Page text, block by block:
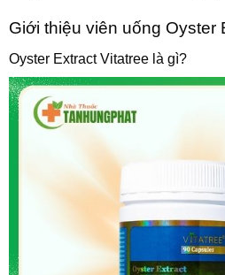
Giới thiệu viên uống Oyster
Oyster Extract Vitatree là gì?